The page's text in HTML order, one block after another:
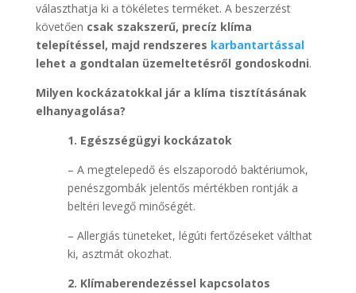
választhatja ki a tökéletes terméket. A beszerzést
követően csak szakszerű, precíz klíma
telepítéssel, majd rendszeres karbantartással
lehet a gondtalan üzemeltetésről gondoskodni.
Milyen kockázatokkal jár a klíma tisztításának
elhanyagolása?
1. Egészségügyi kockázatok
– A megtelepedő és elszaporodó baktériumok,
penészgombák jelentős mértékben rontják a
beltéri levegő minőségét.
– Allergiás tüneteket, légúti fertőzéseket válthat
ki, asztmát okozhat.
2. Klímaberendezéssel kapcsolatos